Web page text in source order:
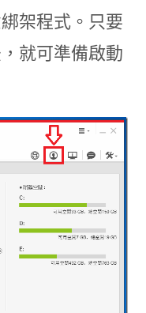
架程式。只要
就可準備啟動